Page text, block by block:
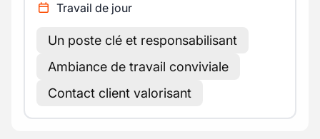
Travail de jour
Un poste clé et responsabilisant
Ambiance de travail conviviale
Contact client valorisant